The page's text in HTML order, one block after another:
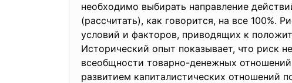
необходимо выбирать направление
(рассчитать), как говорится, на все 100%.
условий и факторов, приводящих к
Исторический опыт показывает, что риск
всеобщности товарно-денежных
развитием капиталистических отношений